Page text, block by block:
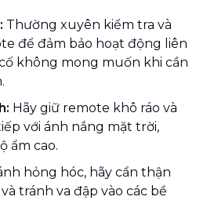
Thường xuyên kiểm tra và
để đảm bảo hoạt động liên
không mong muốn khi cần
Hãy giữ remote khô ráo và
với ánh nắng mặt trời,
ẩm cao.
hỏng hóc, hãy cẩn thận
tránh va đập vào các bề